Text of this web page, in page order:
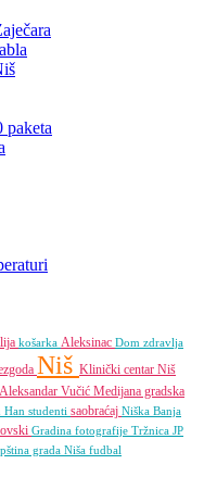
paketa
košarka Aleksinac Dom zdravlja
Niš Klinički centar Niš
Aleksandar Vučić Medijana gradska
Han studenti saobraćaj Niška Banja
Gradina fotografije Tržnica JP
grada Niša fudbal